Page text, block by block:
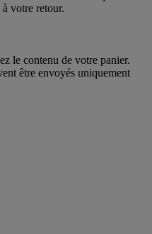
votre retour.
le contenu de votre panier.
être envoyés uniquement